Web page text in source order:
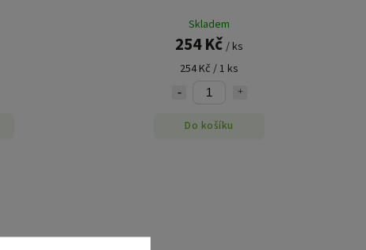
Skladem
254 Kč / ks
254 Kč / 1 ks
Do košíku